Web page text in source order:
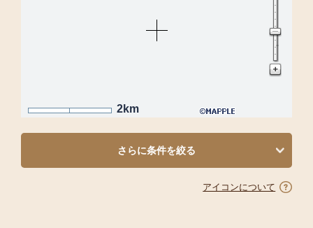
2km
さらに条件を絞る
アイコンについて